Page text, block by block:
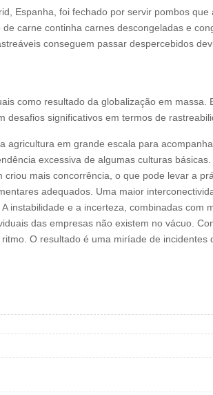
Espanha, foi fechado por servir pombos
carne continha carnes descongeladas e
conseguem passar despercebidos
como resultado da globalização em massa.
significativos em termos de
agricultura em grande escala para
excessiva de algumas culturas
mais concorrência, o que pode levar a
adequados. Uma maior
instabilidade e a incerteza, combinadas com
das empresas não existem no vácuo.
O resultado é uma miríade de incidentes